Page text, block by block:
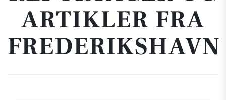
ARTIKLER FRA
FREDERIKSHAVN